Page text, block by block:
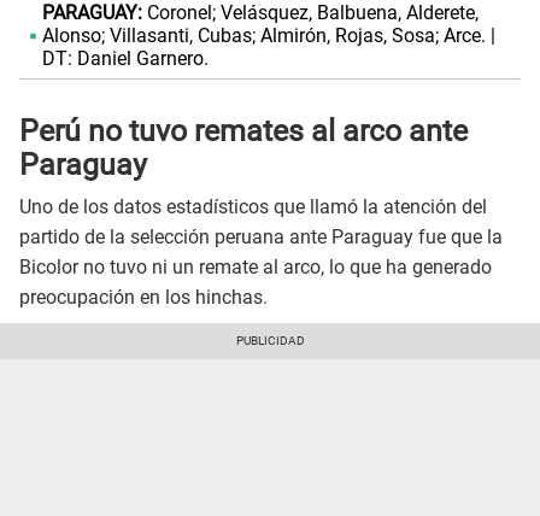
PARAGUAY: Coronel; Velásquez, Balbuena, Alderete,
Alonso; Villasanti, Cubas; Almirón, Rojas, Sosa; Arce. |
DT: Daniel Garnero.
Perú no tuvo remates al arco ante
Paraguay
Uno de los datos estadísticos que llamó la atención del
partido de la selección peruana ante Paraguay fue que la
Bicolor no tuvo ni un remate al arco, lo que ha generado
preocupación en los hinchas.